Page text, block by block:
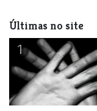
Últimas no site
1